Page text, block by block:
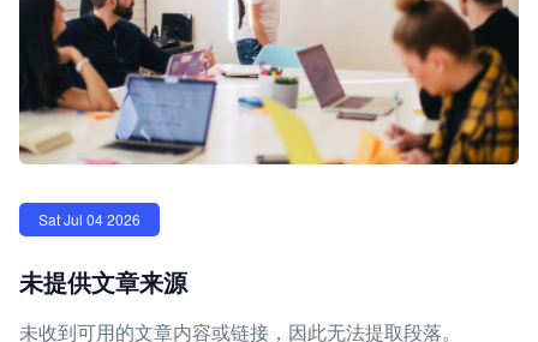
Sat Jul 04 2026
未提供文章来源
未收到可用的文章内容或链接，因此无法提取段落。